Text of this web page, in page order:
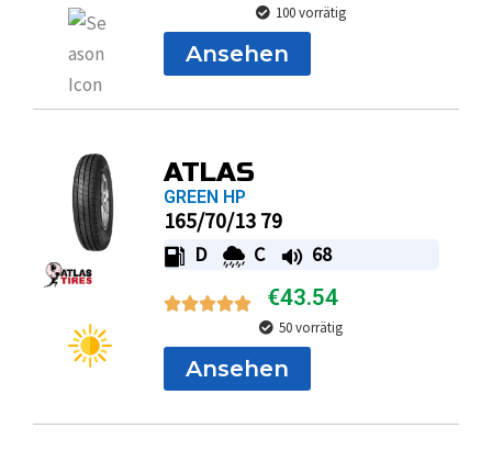
100 vorrätig
Ansehen
ATLAS
GREEN HP
165/70/13 79
D C 68
€43.54
50 vorrätig
Ansehen